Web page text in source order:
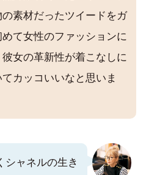
素材だったツイードをガ
て女性のファッションに
女の革新性が着こなしに
カッコいいなと思いま
シャネルの生き